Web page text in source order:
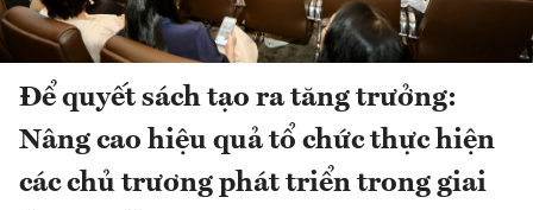
Để quyết sách tạo ra tăng trưởng:
Nâng cao hiệu quả tổ chức thực hiện
các chủ trương phát triển trong giai